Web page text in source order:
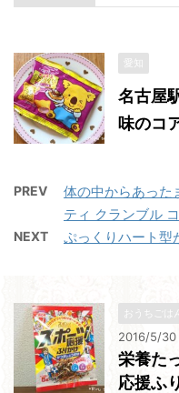
愛知
名古屋
味のコ
PREV
体の中からあった
ティ クランブル コ
NEXT ぷっくりハート型
おうちごはん
2016/5/30
栄養た
応援ふ